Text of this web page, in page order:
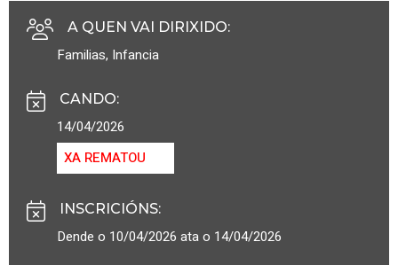
A QUEN VAI DIRIXIDO:
Familias, Infancia
CANDO:
14/04/2026
XA REMATOU
INSCRICIÓNS:
Dende o 10/04/2026 ata o 14/04/2026